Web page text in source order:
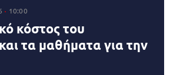
10:00
κόστος του
τα μαθήματα για την